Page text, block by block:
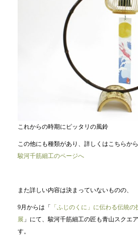
これからの時期にピッタリの風鈴
この他にも種類があり、詳しくはこちらか
駿河千筋細工のページへ
また詳しい内容は決まっていないものの、
9月からは「
「ふじのくに」に伝わる伝統
展 」にて、駿河千筋細工の匠も青山スクエ
す。